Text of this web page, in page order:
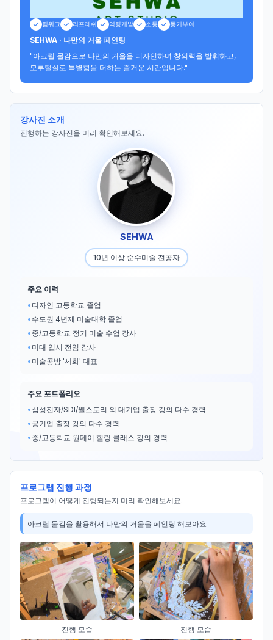
팀워크 리프레쉬 역량개발 소통 동기부여
SEHWA · 나만의 거울 페인팅
"아크릴 물감으로 나만의 거울을 디자인하며 창의력을 발휘하고,
모루털실로 특별함을 더하는 즐거운 시간입니다."
강사진 소개
진행하는 강사진을 미리 확인해보세요.
SEHWA
10년 이상 순수미술 전공자
주요 이력
• 디자인 고등학교 졸업
• 수도권 4년제 미술대학 졸업
• 중/고등학교 정기 미술 수업 강사
• 미대 입시 전임 강사
• 미술공방 '세화' 대표
주요 포트폴리오
•삼성전자/SDI/웰스토리 외 대기업 출장 강의 다수 경력
• 공기업 출장 강의 다수 경력
• 중/고등학교 원데이 힐링 클래스 강의 경력
프로그램 진행 과정
프로그램이 어떻게 진행되는지 미리 확인해보세요.
아크릴 물감을 활용해서 나만의 거울을 페인팅 해보아요
진행 모습 진행 모습